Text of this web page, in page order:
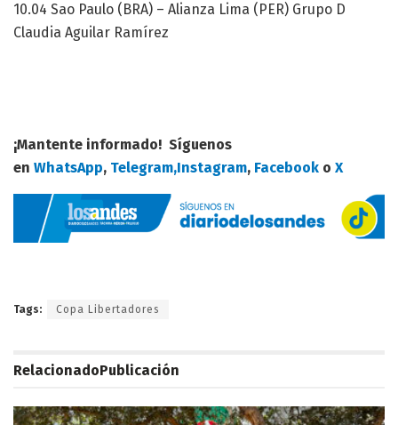
10.04 Sao Paulo (BRA) – Alianza Lima (PER) Grupo D
Claudia Aguilar Ramírez
¡Mantente informado! Síguenos
en WhatsApp, Telegram,Instagram, Facebook o X
Tags: Copa Libertadores
RelacionadoPublicación